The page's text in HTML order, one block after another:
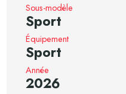
Sous-modèle
Sport
Équipement
Sport
Année
2026